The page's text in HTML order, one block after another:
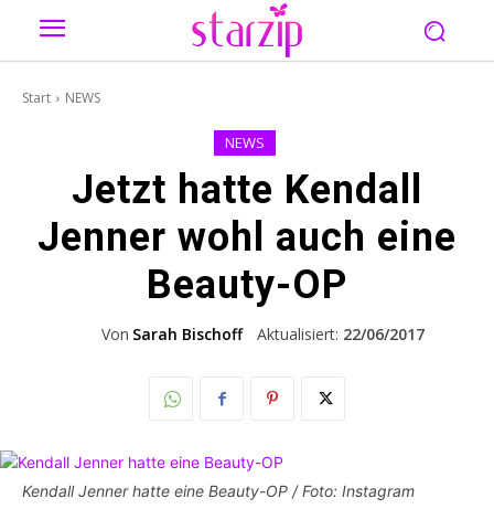
Start NEWS
NEWS
Jetzt hatte Kendall
Jenner wohl auch eine
Beauty-OP
Von Sarah Bischoff Aktualisiert: 22/06/2017
Kendall Jenner hatte eine Beauty-OP / Foto: Instagram